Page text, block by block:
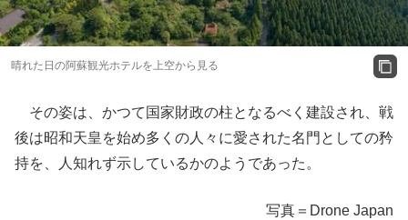
晴れた日の阿蘇観光ホテルを上空から見る
その姿は、かつて国家財政の柱となるべく建設され、戦
後は昭和天皇を始め多くの人々に愛された名門としての矜
持を、人知れず示しているかのようであった。
写真＝Drone Japan